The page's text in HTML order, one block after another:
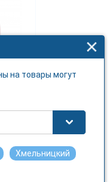
на товары могут
Хмельницкий